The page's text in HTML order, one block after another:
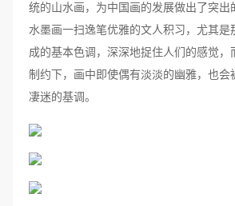
统的山水画，为中国画的发展做出了突出
水墨画一扫逸笔优雅的文人积习，尤其是
成的基本色调，深深地捉住人们的感觉，
制约下，画中即使偶有淡淡的幽雅，也会
凄迷的基调。